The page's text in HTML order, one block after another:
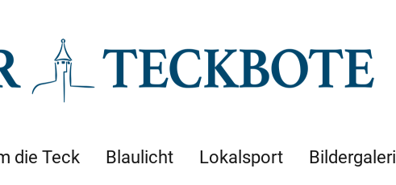
die Teck Blaulicht Lokalsport